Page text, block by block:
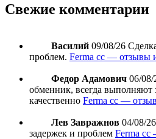
Свежие комментарии
Василий 09/08/26
проблем. Ferma cc — отзывы
Федор Адамович 06/08/
обменник, всегда выполняют
качественно Ferma cc —
Лев Завражнов 04/08/26
задержек и проблем Ferma cc